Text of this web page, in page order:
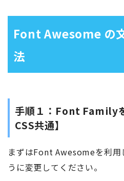
Font Awesome の
法
手順１：Font Family
CSS共通】
まずはFont Awesomeを利用
うに変更してください。